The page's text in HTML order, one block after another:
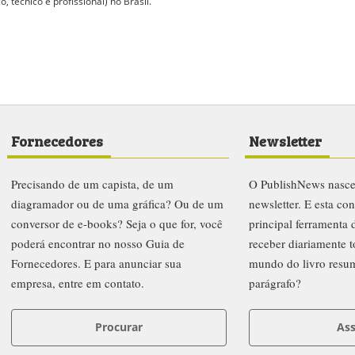
Fornecedores
Precisando de um capista, de um
diagramador ou de uma gráfica? Ou de um
conversor de e-books? Seja o que for, você
poderá encontrar no nosso Guia de
Fornecedores. E para anunciar sua
empresa, entre em contato.
Procurar
Newsletter
O PublishNews
newsletter. E esta
principal ferramenta
receber diariamente
mundo do livro
parágrafo?